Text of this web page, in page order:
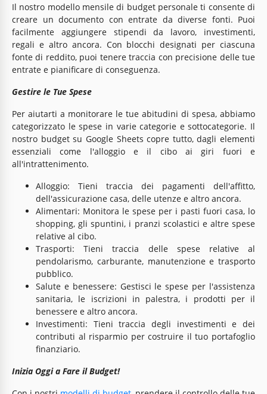
Il nostro modello mensile di budget personale ti consente di
creare un documento con entrate da diverse fonti. Puoi
facilmente aggiungere stipendi da lavoro, investimenti,
regali e altro ancora. Con blocchi designati per ciascuna
fonte di reddito, puoi tenere traccia con precisione delle tue
entrate e pianificare di conseguenza.
Gestire le Tue Spese
Per aiutarti a monitorare le tue abitudini di spesa, abbiamo
categorizzato le spese in varie categorie e sottocategorie. Il
nostro budget su Google Sheets copre tutto, dagli elementi
essenziali come l'alloggio e il cibo ai giri fuori e
all'intrattenimento.
Alloggio: Tieni traccia dei pagamenti dell'affitto,
dell'assicurazione casa, delle utenze e altro ancora.
Alimentari: Monitora le spese per i pasti fuori casa, lo
shopping, gli spuntini, i pranzi scolastici e altre spese
relative al cibo.
Trasporti: Tieni traccia delle spese relative al
pendolarismo, carburante, manutenzione e trasporto
pubblico.
Salute e benessere: Gestisci le spese per l'assistenza
sanitaria, le iscrizioni in palestra, i prodotti per il
benessere e altro ancora.
Investimenti: Tieni traccia degli investimenti e dei
contributi al risparmio per costruire il tuo portafoglio
finanziario.
Inizia Oggi a Fare il Budget!